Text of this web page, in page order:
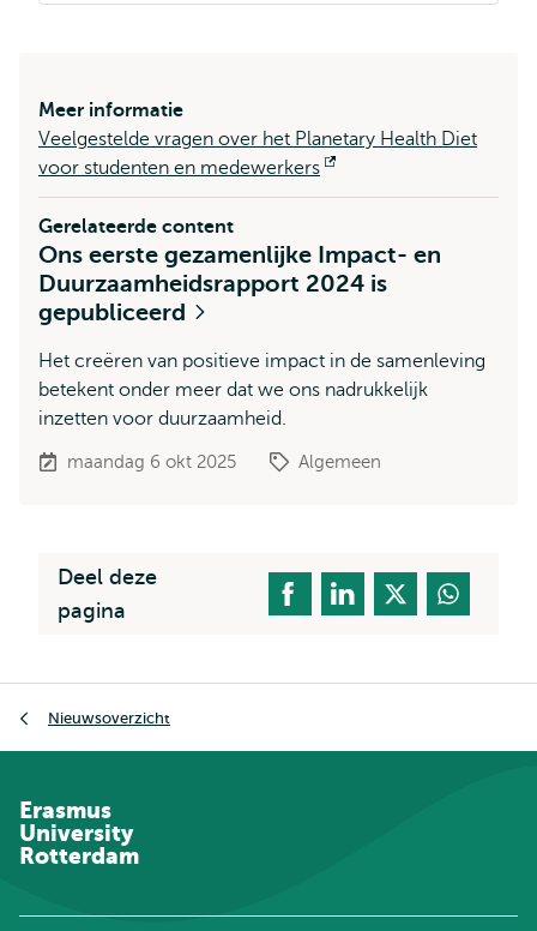
Meer informatie
Veelgestelde vragen over het Planetary Health Diet
voor studenten en medewerkers
extern
Gerelateerde content
Ons eerste gezamenlijke Impact- en
Duurzaamheidsrapport 2024 is
gepubliceerd
Het creëren van positieve impact in de samenleving
betekent onder meer dat we ons nadrukkelijk
inzetten voor duurzaamheid.
maandag 6 okt 2025 Algemeen
Deel deze
pagina
Nieuwsoverzicht
Erasmus
University
Rotterdam